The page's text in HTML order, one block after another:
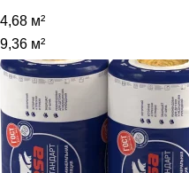
4,68 м²
9,36 м²